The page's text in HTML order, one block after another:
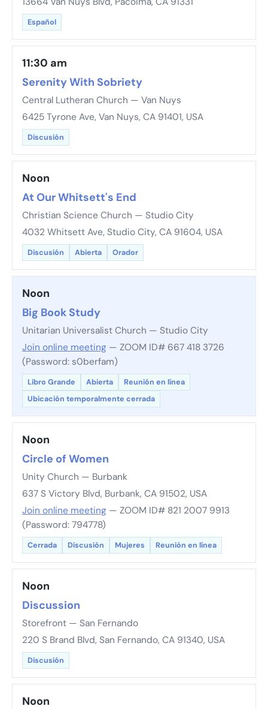
Español
11:30 am
Serenity With Sobriety
Central Lutheran Church — Van Nuys
6425 Tyrone Ave, Van Nuys, CA 91401, USA
Discusión
Noon
At Our Whitsett's End
Christian Science Church — Studio City
4032 Whitsett Ave, Studio City, CA 91604, USA
Discusión Abierta Orador
Noon
Big Book Study
Unitarian Universalist Church — Studio City
Join online meeting — ZOOM ID# 667 418 3726
(Password: s0berfam)
Libro Grande Abierta
Reunión en línea
Ubicación temporalmente cerrada
Noon
Circle of Women
Unity Church — Burbank
637 S Victory Blvd, Burbank, CA 91502, USA
Join online meeting — ZOOM ID# 821 2007 9913
(Password: 794778)
Cerrada Discusión Mujeres Reunión en línea
Noon
Discussion
Storefront — San Fernando
220 S Brand Blvd, San Fernando, CA 91340, USA
Discusión
Noon